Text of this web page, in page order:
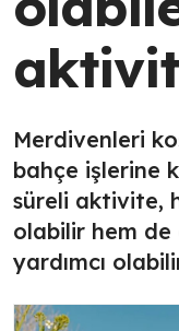
Merdivenleri
bahçe işlerine
süreli aktivite,
olabilir hem
yardımcı